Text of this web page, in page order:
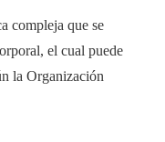
compleja que se
el cual puede
la Organización